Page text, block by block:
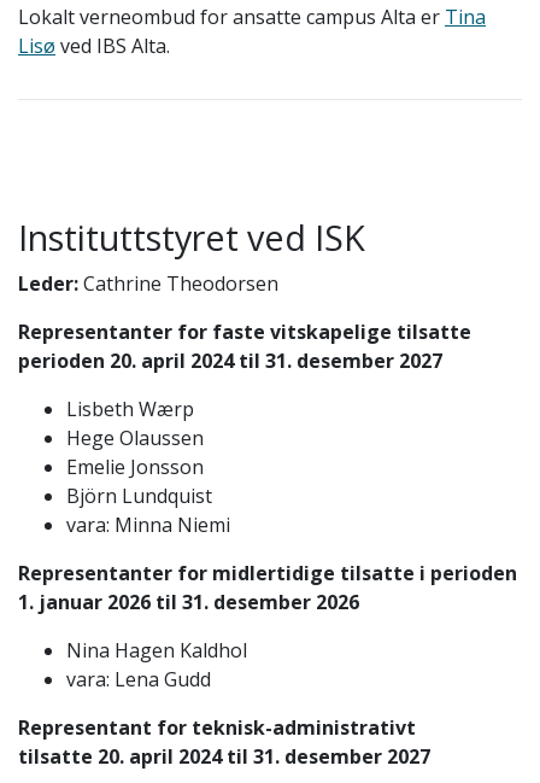
Lokalt verneombud for ansatte campus Alta er Tina
Lisø ved IBS Alta.
Instituttstyret ved ISK
Leder:Cathrine Theodorsen
Representanter for faste vitskapelige tilsatte
perioden 20. april 2024 til 31. desember 2027
Lisbeth Wærp
Hege Olaussen
Emelie Jonsson
Björn Lundquist
vara: Minna Niemi
Representanter for midlertidige tilsatte i perioden
1. januar 2026 til 31. desember 2026
Nina Hagen Kaldhol
vara: Lena Gudd
Representant for teknisk-administrativt
tilsatte 20. april 2024 til 31. desember 2027